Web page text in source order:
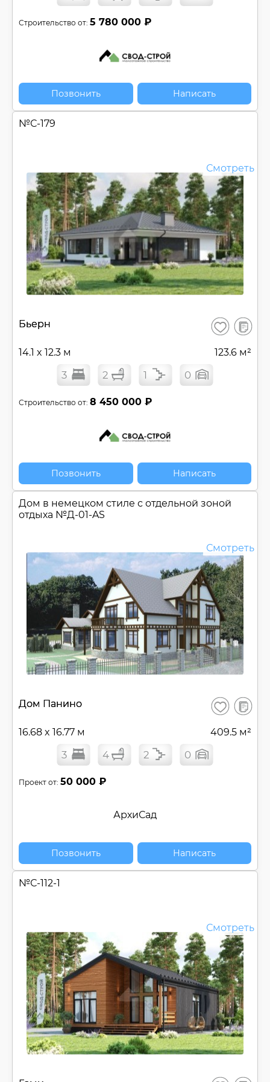
Строительство от: 5 780 000 ₽
Позвонить Написать
№С-179
Смотреть
Бьерн Сохранить
В
14.1 x 12.3 м 123.6 м²
3 2 1 0
Строительство от: 8 450 000 ₽
Позвонить Написать
Дом в немецком стиле с отдельной зоной
отдыха №Д-01-AS
Смотреть
Дом Панино Сохранить
В
16.68 x 16.77 м 409.5 м²
3 4 2 0
Проект от: 50 000 ₽
АрхиСад
Позвонить Написать
№С-112-1
Смотреть